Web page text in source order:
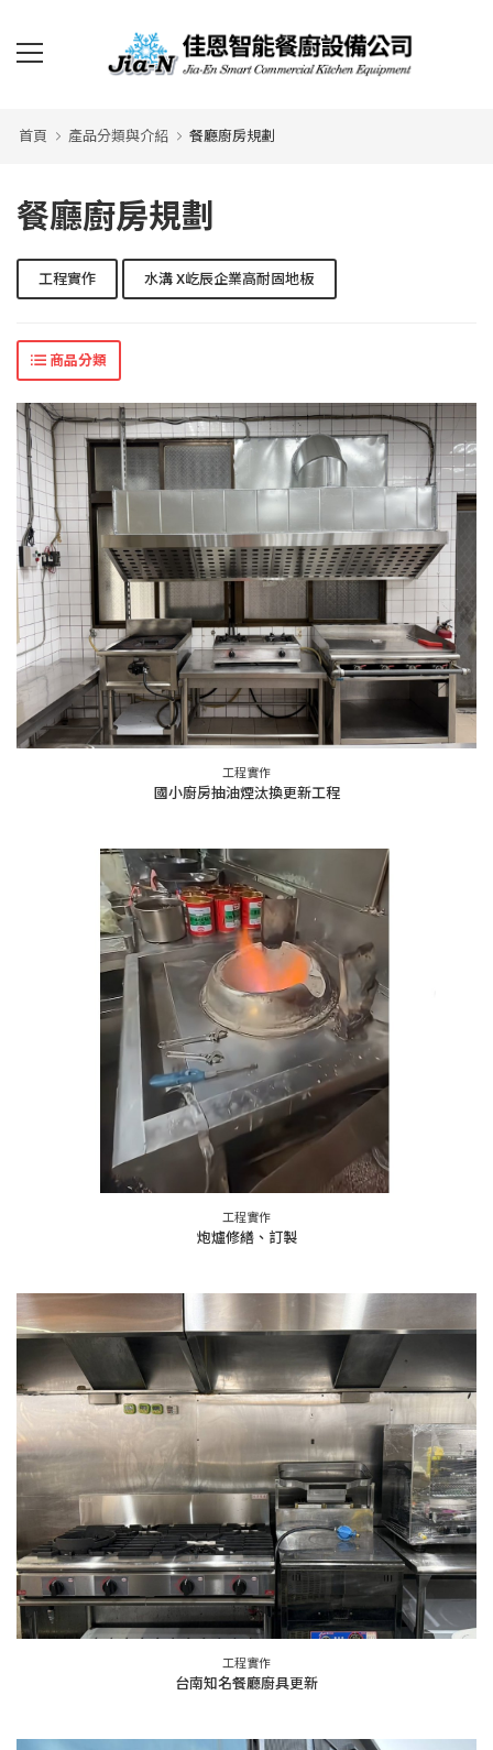
首頁 產品分類與介紹 餐廳廚房規劃
餐廳廚房規劃
工程實作 水溝 X屹辰企業高耐固地板
商品分類
工程實作
國小廚房抽油煙汰換更新工程
工程實作
炮爐修繕、訂製
工程實作
台南知名餐廳廚具更新